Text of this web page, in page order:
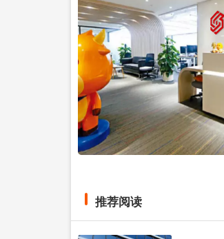
推荐阅读